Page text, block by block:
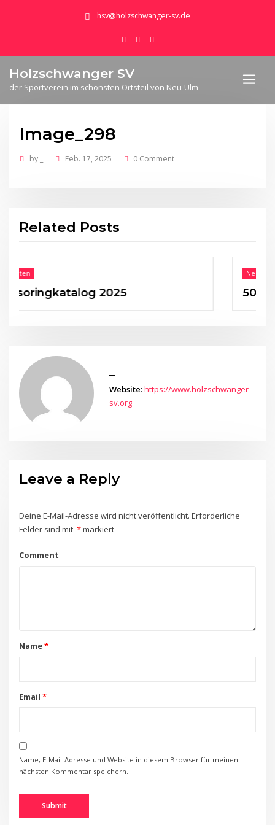
hsv@holzschwanger-sv.de
Holzschwanger SV
der Sportverein im schönsten Ortsteil von Neu-Ulm
Image_298
by Feb. 17, 2025 0 Comment
Related Posts
2025 50 Jahre
_
Website:https://www.holzschwanger-
sv.org
Leave a Reply
Deine E-Mail-Adresse wird nicht veröffentlicht. Erforderliche
Felder sind mit *markiert
Comment
Name*
Email *
Name, E-Mail-Adresse und Website in diesem Browser für meinen
nächsten Kommentar speichern.